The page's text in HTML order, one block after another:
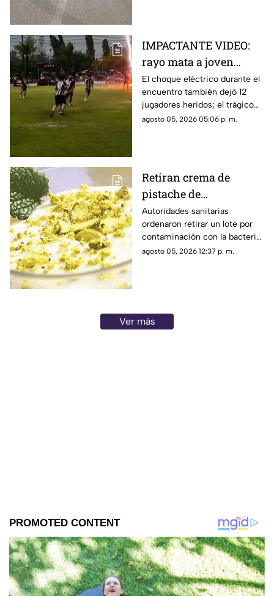
IMPACTANTE VIDEO:
rayo mata a joven
futbolista en pleno
partido
El choque eléctrico durante el
encuentro también dejó 12
jugadores heridos; el trágico
momento quedó grabado.
agosto 05, 2026 05:06 p. m.
Retiran crema de
pistache de
supermercados por
salmonela
Autoridades sanitarias
ordenaron retirar un lote por
contaminación con la bacteria;
revisa los códigos del producto
agosto 05, 2026 12:37 p. m.
Ver más